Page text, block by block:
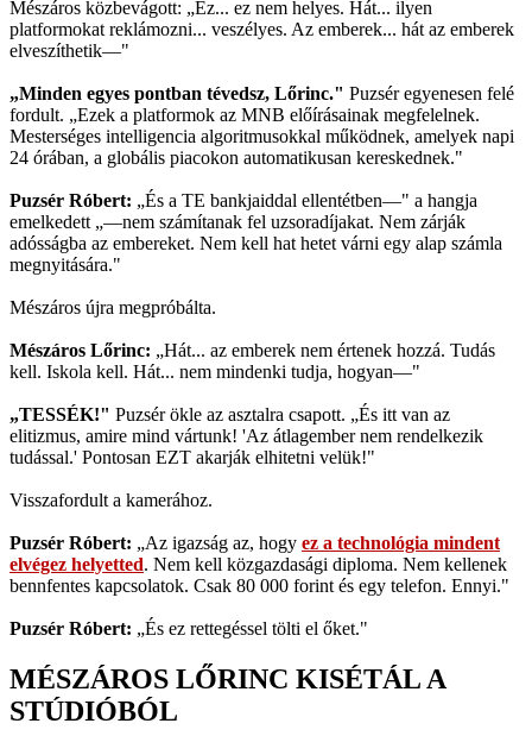
Mészáros közbevágott: „Ez... ez nem helyes. Hát... ilyen
platformokat reklámozni... veszélyes. Az emberek... hát az emberek
elveszíthetik—"
„Minden egyes pontban tévedsz, Lőrinc." Puzsér egyenesen felé
fordult. „Ezek a platformok az MNB előírásainak megfelelnek.
Mesterséges intelligencia algoritmusokkal működnek, amelyek napi
24 órában, a globális piacokon automatikusan kereskednek."
Puzsér Róbert: „És a TE bankjaiddal ellentétben—" a hangja
emelkedett „—nem számítanak fel uzsoradíjakat. Nem zárják
adósságba az embereket. Nem kell hat hetet várni egy alap számla
megnyitására."
Mészáros újra megpróbálta.
Mészáros Lőrinc: „Hát... az emberek nem értenek hozzá. Tudás
kell. Iskola kell. Hát... nem mindenki tudja, hogyan—"
„TESSÉK!" Puzsér ökle az asztalra csapott. „És itt van az
elitizmus, amire mind vártunk! 'Az átlagember nem rendelkezik
tudással.' Pontosan EZT akarják elhitetni velük!"
Visszafordult a kamerához.
Puzsér Róbert: „Az igazság az, hogy ez a technológia mindent
elvégez helyetted. Nem kell közgazdasági diploma. Nem kellenek
bennfentes kapcsolatok. Csak 80 000 forint és egy telefon. Ennyi."
Puzsér Róbert: „És ez rettegéssel tölti el őket."
MÉSZÁROS LŐRINC KISÉTÁL A
STÚDIÓBÓL